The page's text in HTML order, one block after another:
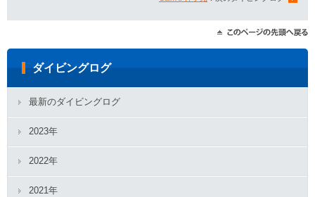
ダイビングログ
最新のダイビングログ
2023年
2022年
2021年